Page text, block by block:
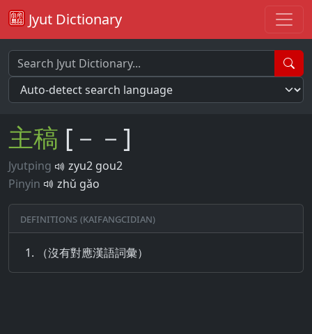
Jyut Dictionary
主稿 [－－]
Jyutping
zyu2 gou2
Pinyin
zhǔ gǎo
Definitions (Kaifangcidian)
（沒有對應漢語詞彙）